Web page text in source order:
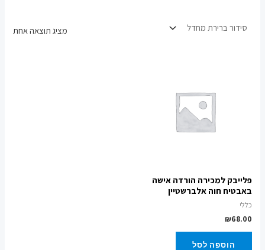
מציג תוצאה אחת
פלייבק למכירה הורדה אישה
באבטיח חוה אלברשטיין
כללי
₪68.00
הוספה לסל